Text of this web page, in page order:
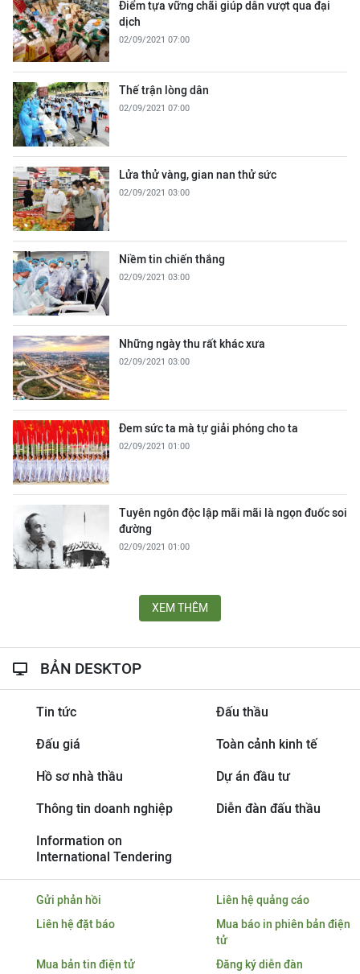
Điểm tựa vững chãi giúp dân vượt qua đại
dịch
02/09/2021 07:00
Thế trận lòng dân
02/09/2021 07:00
Lửa thử vàng, gian nan thử sức
02/09/2021 03:00
Niềm tin chiến thắng
02/09/2021 03:00
Những ngày thu rất khác xưa
02/09/2021 03:00
Đem sức ta mà tự giải phóng cho ta
02/09/2021 01:00
Tuyên ngôn độc lập mãi mãi là ngọn đuốc soi
đường
02/09/2021 01:00
XEM THÊM
BẢN DESKTOP
Tin tức Đấu thầu
Đấu giá Toàn cảnh kinh tế
Hồ sơ nhà thầu Dự án đầu tư
Thông tin doanh nghiệp Diễn đàn đấu thầu
Information on
International Tendering
Gửi phản hồi
Liên hệ quảng cáo
Liên hệ đặt báo
Mua báo in phiên bản điện
tử
Mua bản tin điện tử
Đăng ký diễn đàn